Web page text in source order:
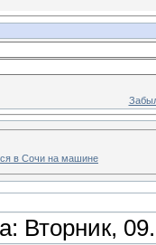
в Сочи на машине
Вторник,